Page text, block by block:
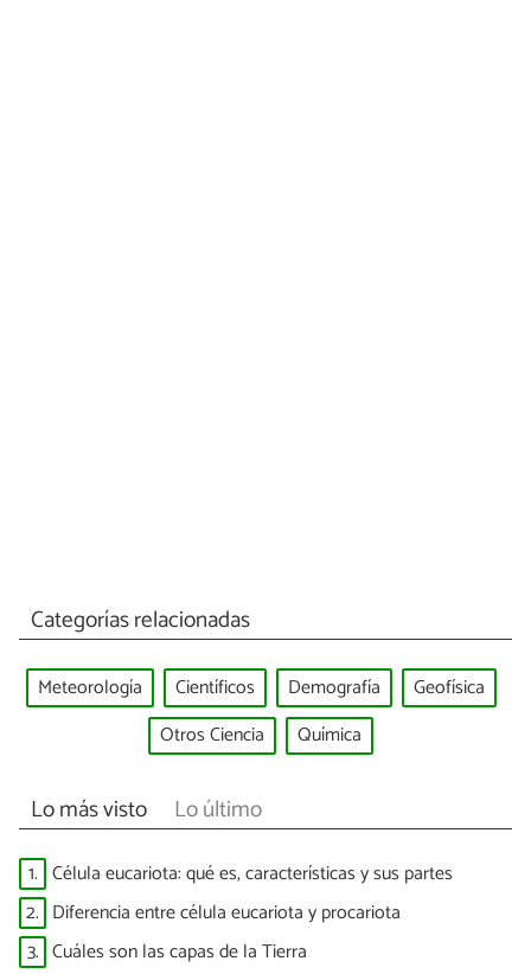
Categorías relacionadas
Meteorología Científicos Demografía
Geofísica
Otros Ciencia
Química
Lo más visto Lo último
1. Célula eucariota: qué es, características y sus partes
2. Diferencia entre célula eucariota y procariota
3. Cuáles son las capas de la Tierra